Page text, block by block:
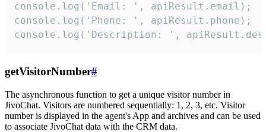
console.log('Email: ', apiResult.email);
console.log('Phone: ', apiResult.phone);
console.log('Description: ',
getVisitorNumber#
The asynchronous function to get a unique visitor number in
JivoChat. Visitors are numbered sequentially: 1, 2, 3, etc. Visitor
number is displayed in the agent's App and archives and can be used
to associate JivoChat data with the CRM data.